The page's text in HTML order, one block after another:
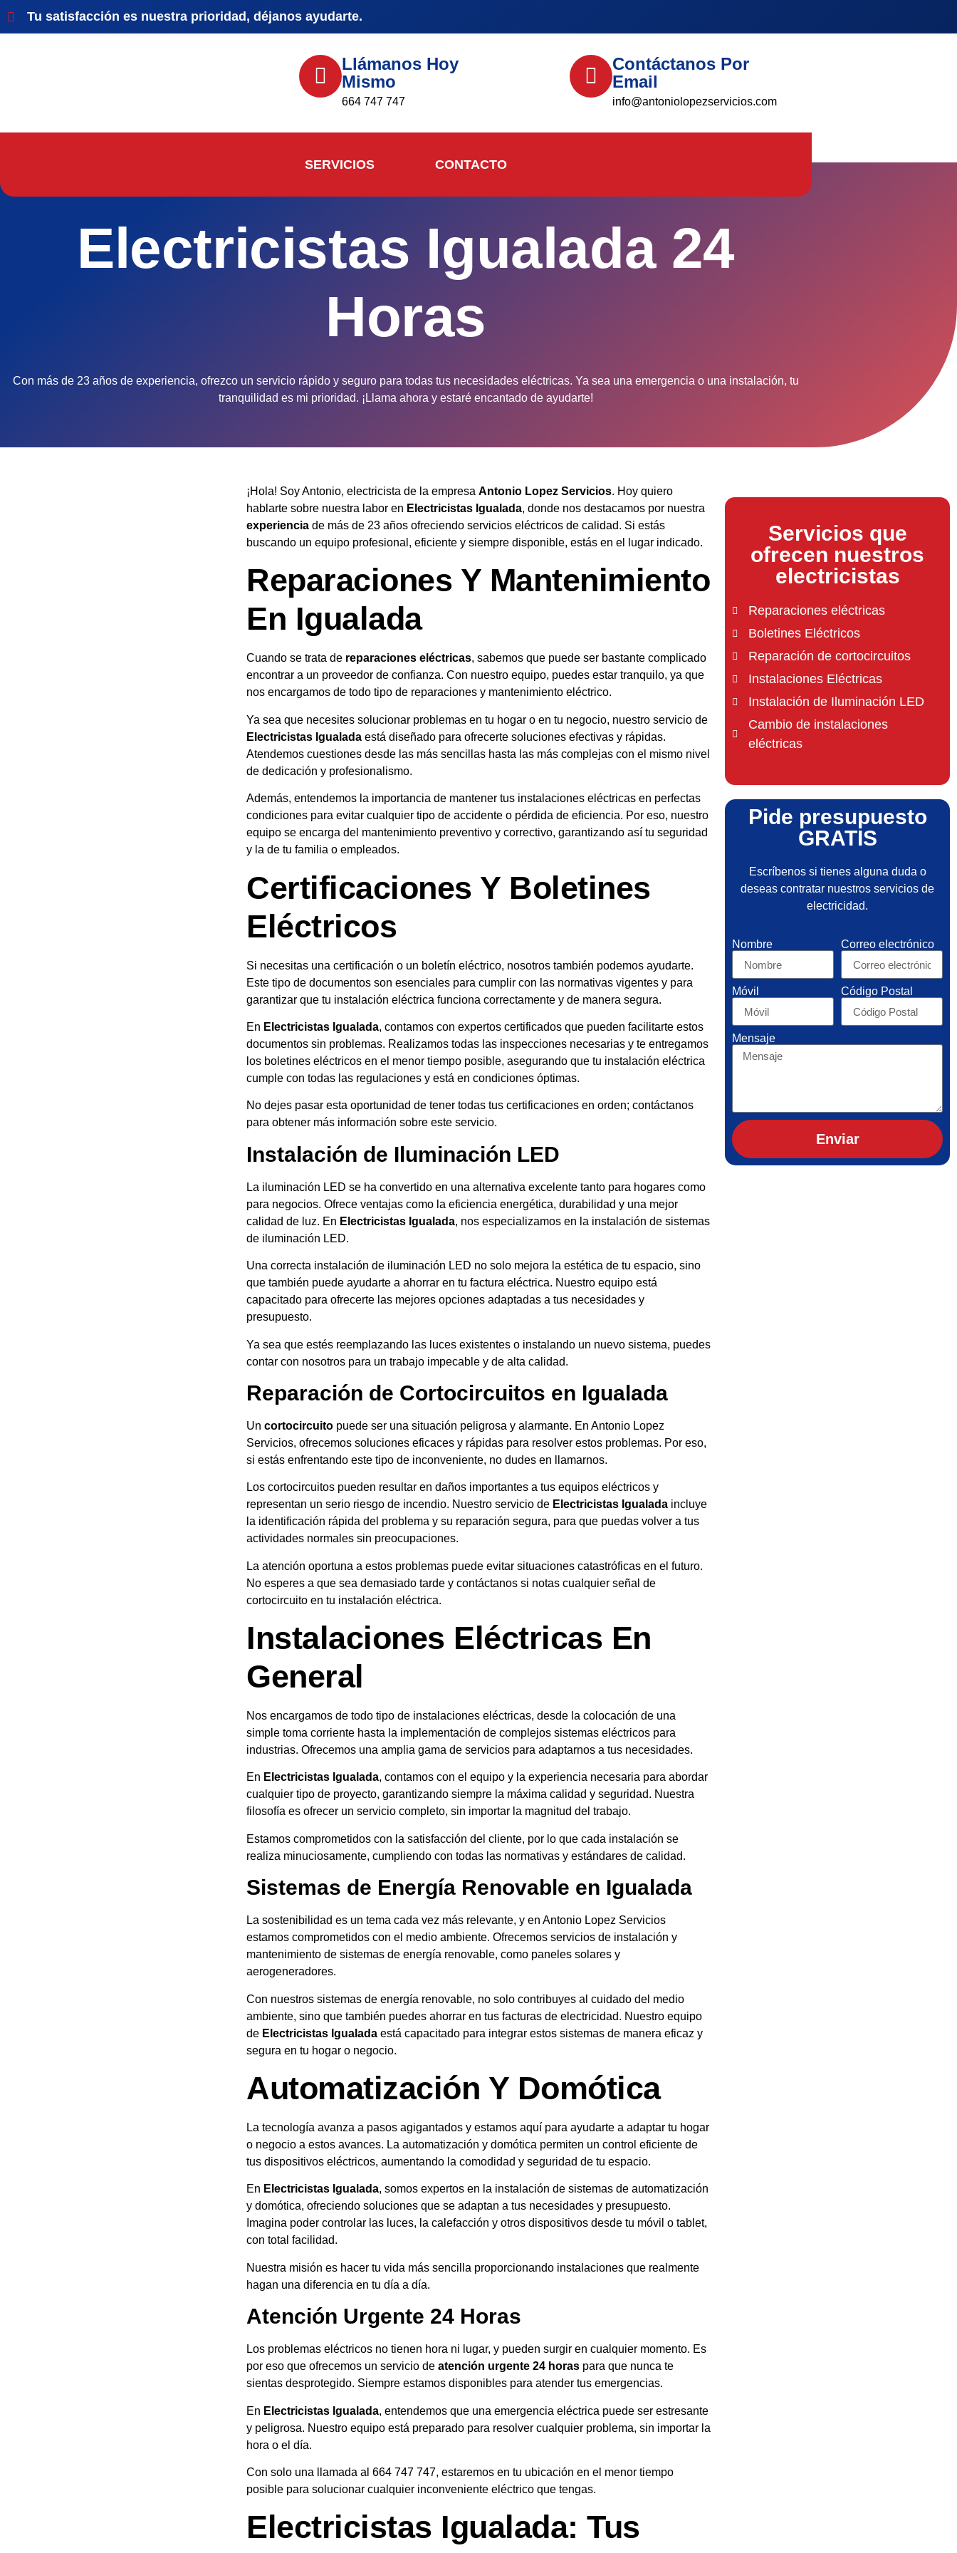
Tu satisfacción es nuestra prioridad, déjanos ayudarte.
Llámanos Hoy
Mismo
664 747 747
Contáctanos Por
Email
info@antoniolopezservicios.com
SERVICIOS CONTACTO
Electricistas Igualada 24
Horas
Con más de 23 años de experiencia, ofrezco un servicio rápido y seguro para todas tus necesidades eléctricas. Ya sea una emergencia o una instalación, tu
tranquilidad es mi prioridad. ¡Llama ahora y estaré encantado de ayudarte!
¡Hola! Soy Antonio, electricista de la empresa Antonio Lopez Servicios. Hoy quiero
hablarte sobre nuestra labor en Electricistas Igualada, donde nos destacamos por nuestra
experiencia de más de 23 años ofreciendo servicios eléctricos de calidad. Si estás
buscando un equipo profesional, eficiente y siempre disponible, estás en el lugar indicado.
Reparaciones Y Mantenimiento
En Igualada
Cuando se trata de reparaciones eléctricas, sabemos que puede ser bastante complicado
encontrar a un proveedor de confianza. Con nuestro equipo, puedes estar tranquilo, ya que
nos encargamos de todo tipo de reparaciones y mantenimiento eléctrico.
Ya sea que necesites solucionar problemas en tu hogar o en tu negocio, nuestro servicio de
Electricistas Igualada está diseñado para ofrecerte soluciones efectivas y rápidas.
Atendemos cuestiones desde las más sencillas hasta las más complejas con el mismo nivel
de dedicación y profesionalismo.
Además, entendemos la importancia de mantener tus instalaciones eléctricas en perfectas
condiciones para evitar cualquier tipo de accidente o pérdida de eficiencia. Por eso, nuestro
equipo se encarga del mantenimiento preventivo y correctivo, garantizando así tu seguridad
y la de tu familia o empleados.
Certificaciones Y Boletines
Eléctricos
Si necesitas una certificación o un boletín eléctrico, nosotros también podemos ayudarte.
Este tipo de documentos son esenciales para cumplir con las normativas vigentes y para
garantizar que tu instalación eléctrica funciona correctamente y de manera segura.
En Electricistas Igualada, contamos con expertos certificados que pueden facilitarte estos
documentos sin problemas. Realizamos todas las inspecciones necesarias y te entregamos
los boletines eléctricos en el menor tiempo posible, asegurando que tu instalación eléctrica
cumple con todas las regulaciones y está en condiciones óptimas.
No dejes pasar esta oportunidad de tener todas tus certificaciones en orden; contáctanos
para obtener más información sobre este servicio.
Instalación de Iluminación LED
La iluminación LED se ha convertido en una alternativa excelente tanto para hogares como
para negocios. Ofrece ventajas como la eficiencia energética, durabilidad y una mejor
calidad de luz. En Electricistas Igualada, nos especializamos en la instalación de sistemas
de iluminación LED.
Una correcta instalación de iluminación LED no solo mejora la estética de tu espacio, sino
que también puede ayudarte a ahorrar en tu factura eléctrica. Nuestro equipo está
capacitado para ofrecerte las mejores opciones adaptadas a tus necesidades y
presupuesto.
Ya sea que estés reemplazando las luces existentes o instalando un nuevo sistema, puedes
contar con nosotros para un trabajo impecable y de alta calidad.
Reparación de Cortocircuitos en Igualada
Un cortocircuito puede ser una situación peligrosa y alarmante. En Antonio Lopez
Servicios, ofrecemos soluciones eficaces y rápidas para resolver estos problemas. Por eso,
si estás enfrentando este tipo de inconveniente, no dudes en llamarnos.
Los cortocircuitos pueden resultar en daños importantes a tus equipos eléctricos y
representan un serio riesgo de incendio. Nuestro servicio de Electricistas Igualada incluye
la identificación rápida del problema y su reparación segura, para que puedas volver a tus
actividades normales sin preocupaciones.
La atención oportuna a estos problemas puede evitar situaciones catastróficas en el futuro.
No esperes a que sea demasiado tarde y contáctanos si notas cualquier señal de
cortocircuito en tu instalación eléctrica.
Instalaciones Eléctricas En
General
Nos encargamos de todo tipo de instalaciones eléctricas, desde la colocación de una
simple toma corriente hasta la implementación de complejos sistemas eléctricos para
industrias. Ofrecemos una amplia gama de servicios para adaptarnos a tus necesidades.
En Electricistas Igualada, contamos con el equipo y la experiencia necesaria para abordar
cualquier tipo de proyecto, garantizando siempre la máxima calidad y seguridad. Nuestra
filosofía es ofrecer un servicio completo, sin importar la magnitud del trabajo.
Estamos comprometidos con la satisfacción del cliente, por lo que cada instalación se
realiza minuciosamente, cumpliendo con todas las normativas y estándares de calidad.
Sistemas de Energía Renovable en Igualada
La sostenibilidad es un tema cada vez más relevante, y en Antonio Lopez Servicios
estamos comprometidos con el medio ambiente. Ofrecemos servicios de instalación y
mantenimiento de sistemas de energía renovable, como paneles solares y
aerogeneradores.
Con nuestros sistemas de energía renovable, no solo contribuyes al cuidado del medio
ambiente, sino que también puedes ahorrar en tus facturas de electricidad. Nuestro equipo
de Electricistas Igualada está capacitado para integrar estos sistemas de manera eficaz y
segura en tu hogar o negocio.
Automatización Y Domótica
La tecnología avanza a pasos agigantados y estamos aquí para ayudarte a adaptar tu hogar
o negocio a estos avances. La automatización y domótica permiten un control eficiente de
tus dispositivos eléctricos, aumentando la comodidad y seguridad de tu espacio.
En Electricistas Igualada, somos expertos en la instalación de sistemas de automatización
y domótica, ofreciendo soluciones que se adaptan a tus necesidades y presupuesto.
Imagina poder controlar las luces, la calefacción y otros dispositivos desde tu móvil o tablet,
con total facilidad.
Nuestra misión es hacer tu vida más sencilla proporcionando instalaciones que realmente
hagan una diferencia en tu día a día.
Atención Urgente 24 Horas
Los problemas eléctricos no tienen hora ni lugar, y pueden surgir en cualquier momento. Es
por eso que ofrecemos un servicio de atención urgente 24 horas para que nunca te
sientas desprotegido. Siempre estamos disponibles para atender tus emergencias.
En Electricistas Igualada, entendemos que una emergencia eléctrica puede ser estresante
y peligrosa. Nuestro equipo está preparado para resolver cualquier problema, sin importar la
hora o el día.
Con solo una llamada al 664 747 747, estaremos en tu ubicación en el menor tiempo
posible para solucionar cualquier inconveniente eléctrico que tengas.
Electricistas Igualada: Tus
Servicios que
ofrecen nuestros
electricistas
Reparaciones eléctricas
Boletines Eléctricos
Reparación de cortocircuitos
Instalaciones Eléctricas
Instalación de Iluminación LED
Cambio de instalaciones
eléctricas
Pide presupuesto
GRATIS
Escríbenos si tienes alguna duda o
deseas contratar nuestros servicios de
electricidad.
Nombre Correo electrónico
Móvil Código Postal
Mensaje
Enviar